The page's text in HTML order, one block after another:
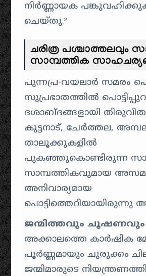
നിർണ്ണായക
ചെയ്തു.²
ചരിത്ര പശ്ചാത്തലവും
സാമ്പത്തിക
പുന്നപ്ര-വയലാർ സമരം
സുപ്രഭാതത്തിൽ
ദശാബ്ദങ്ങളായി
കുട്ടനാട്, ചേർത്തല,
താലൂക്കുകളിൽ
പുകഞ്ഞുകൊണ്ടിരുന്ന
സാമ്പത്തികവുമായ
അനിവാര്യമായ
പൊട്ടിത്തെറിയായിരുന്നു
ജന്മിത്തവും ചൂഷണവും
അക്കാലത്തെ കാർഷിക
പൂർണ്ണമായും ചുരുക്കം
ജന്മിമാരുടെ